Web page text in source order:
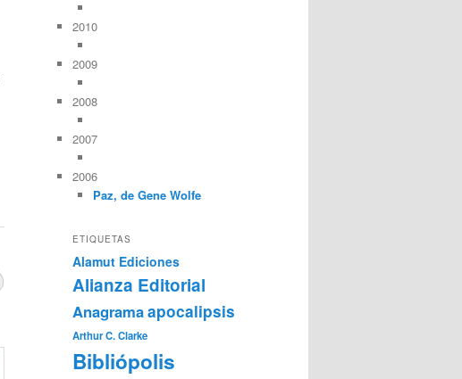
2010
2009
2008
2007
2006
Paz, de Gene Wolfe
ETIQUETAS
Alamut Ediciones
Alianza Editorial
Anagramaapocalipsis
Arthur C. Clarke
Bibliópolis